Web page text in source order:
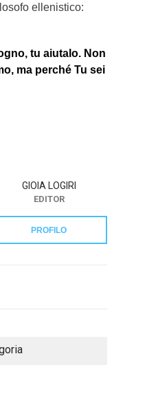
ellenistico:
tu aiutalo. Non
ma perché Tu sei
GIOIA LOGIRI
EDITOR
PROFILO